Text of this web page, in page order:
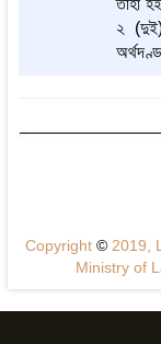
তাহা
২
Copyright ©2019,
Ministry of